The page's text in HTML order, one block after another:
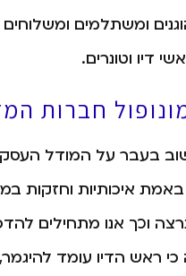
דיו וטונרים.
חברות
בעבר על המודל
איכותיות וחזקות
וכך אנו מתחילים
ראש הדיו עומד